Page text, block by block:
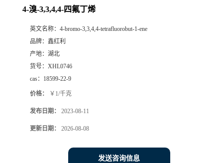
4-溴-3,3,4,4-四氟丁烯
英文名称： 4-bromo-3,3,4,4-tetrafluorobut-1-ene
品牌： 鑫红利
产地： 湖北
货号： XHL0746
cas： 18599-22-9
价格： ￥1/千克
发布日期： 2023-08-11
更新日期： 2026-08-08
发送咨询信息